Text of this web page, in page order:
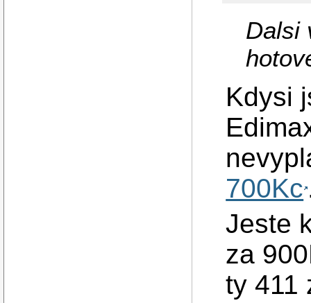
Dalsi
Kdysi
700Kc
Jeste
za
ty 411